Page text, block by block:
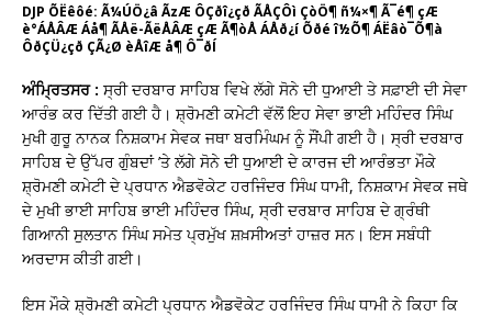
DJP ÕËêôé: Ã¼ÚÖ¿â ÃzÆ ÔÇðî¿çð ÃÅÇÔì ÇòÖ¶ ñ¼×¶ Ã¯é¶ çÆ
è°ÁÅÂÆ Áå¶ ÃÅë-ÃëÅÂÆ çÆ Ã¶òÅ ÁÅð¿í Õðé î½Õ¶ ÁËâò¯Õ¶à
ÔðÇÜ¿çð ÇÃ¿Ø èÅîÆ å¶ Ô¯ðÍ
ਅੰਮ੍ਰਿਤਸਰ : ਸ੍ਰੀ ਦਰਬਾਰ ਸਾਹਿਬ ਵਿਖੇ ਲੱਗੇ ਸੋਨੇ ਦੀ ਧੁਆਈ ਤੇ ਸਫ਼ਾਈ ਦੀ ਸੇਵਾ
ਆਰੰਭ ਕਰ ਦਿੱਤੀ ਗਈ ਹੈ। ਸ਼੍ਰੋਮਣੀ ਕਮੇਟੀ ਵੱਲੋਂ ਇਹ ਸੇਵਾ ਭਾਈ ਮਹਿੰਦਰ ਸਿੰਘ
ਮੁਖੀ ਗੁਰੂ ਨਾਨਕ ਨਿਸ਼ਕਾਮ ਸੇਵਕ ਜਥਾ ਬਰਮਿੰਘਮ ਨੂੰ ਸੌਂਪੀ ਗਈ ਹੈ। ਸ੍ਰੀ ਦਰਬਾਰ
ਸਾਹਿਬ ਦੇ ਉੱਪਰ ਗੁੰਬਦਾਂ ’ਤੇ ਲੱਗੇ ਸੋਨੇ ਦੀ ਧੁਆਈ ਦੇ ਕਾਰਜ ਦੀ ਆਰੰਭਤਾ ਮੌਕੇ
ਸ਼੍ਰੋਮਣੀ ਕਮੇਟੀ ਦੇ ਪ੍ਰਧਾਨ ਐਡਵੋਕੇਟ ਹਰਜਿੰਦਰ ਸਿੰਘ ਧਾਮੀ, ਨਿਸ਼ਕਾਮ ਸੇਵਕ ਜਥੇ
ਦੇ ਮੁਖੀ ਭਾਈ ਸਾਹਿਬ ਭਾਈ ਮਹਿੰਦਰ ਸਿੰਘ, ਸ੍ਰੀ ਦਰਬਾਰ ਸਾਹਿਬ ਦੇ ਗ੍ਰੰਥੀ
ਗਿਆਨੀ ਸੁਲਤਾਨ ਸਿੰਘ ਸਮੇਤ ਪ੍ਰਮੁੱਖ ਸ਼ਖ਼ਸੀਅਤਾਂ ਹਾਜ਼ਰ ਸਨ। ਇਸ ਸਬੰਧੀ
ਅਰਦਾਸ ਕੀਤੀ ਗਈ।
ਇਸ ਮੌਕੇ ਸ਼੍ਰੋਮਣੀ ਕਮੇਟੀ ਪ੍ਰਧਾਨ ਐਡਵੋਕੇਟ ਹਰਜਿੰਦਰ ਸਿੰਘ ਧਾਮੀ ਨੇ ਕਿਹਾ ਕਿ